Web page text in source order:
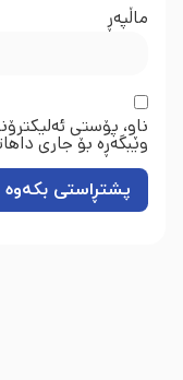
ماڵپه‌ڕ
ناو، پۆستی
وێبگەڕە بۆ جاری